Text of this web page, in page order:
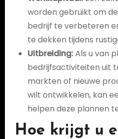
worden gebruikt om
bedrijf te verbeteren
te dekken tijdens
Uitbreiding:Als u van
bedrijfsactiviteiten uit
markten of nieuwe
wilt ontwikkelen, kan
helpen deze plannen
Hoe krijgt u